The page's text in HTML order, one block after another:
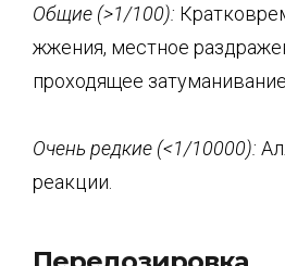
Общие (>1/100):
жжения, местное
проходящее
Очень редкие (<1/10000):
реакции.